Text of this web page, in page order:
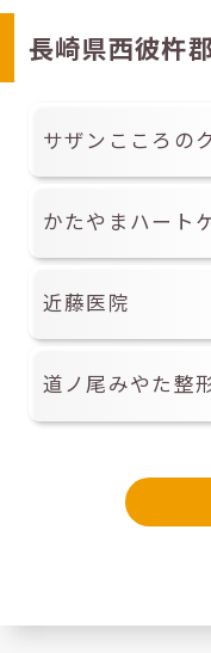
長崎県西彼杵
サザンこころの
かたやまハート
近藤医院
道ノ尾みやた整